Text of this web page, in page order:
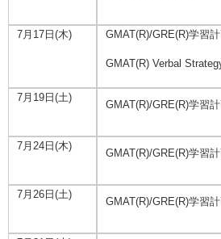
7月17日(木) GMAT(R)/GRE(R)学習
GMAT(R) Verbal
7月19日(土)
GMAT(R)/GRE(R)学習
7月24日(木)
GMAT(R)/GRE(R)学習
7月26日(土)
GMAT(R)/GRE(R)学習